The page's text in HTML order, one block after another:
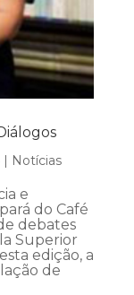
| Notícias
e
do Café
debates
Superior
edição, a
de